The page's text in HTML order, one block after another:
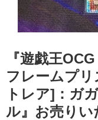
『遊戯王
フレームプ
トレア]：ガ
ル』お売り